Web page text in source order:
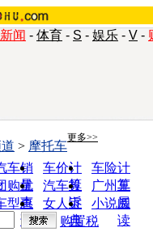
新闻 - 体育 - S - 娱乐 - V -
更多>>
车销
量
车价计
算
车险计
算
购优
惠
汽车投
诉
广州车
展
型查
询
女人宝
典
小说阅
读
> 摩托车
购置税